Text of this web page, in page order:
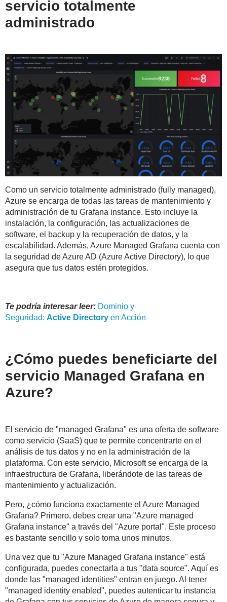
servicio totalmente
administrado
Como un servicio totalmente administrado (fully managed),
Azure se encarga de todas las tareas de mantenimiento y
administración de tu Grafana instance. Esto incluye la
instalación, la configuración, las actualizaciones de
software, el backup y la recuperación de datos, y la
escalabilidad. Además, Azure Managed Grafana cuenta con
la seguridad de Azure AD (Azure Active Directory), lo que
asegura que tus datos estén protegidos.
Te podría interesar leer: Dominio y
Seguridad: Active Directory en Acción
¿Cómo puedes beneficiarte del
servicio Managed Grafana en
Azure?
El servicio de "managed Grafana" es una oferta de software
como servicio (SaaS) que te permite concentrarte en el
análisis de tus datos y no en la administración de la
plataforma. Con este servicio, Microsoft se encarga de la
infraestructura de Grafana, liberándote de las tareas de
mantenimiento y actualización.
Pero, ¿cómo funciona exactamente el Azure Managed
Grafana? Primero, debes crear una "Azure managed
Grafana instance" a través del "Azure portal". Este proceso
es bastante sencillo y solo toma unos minutos.
Una vez que tu "Azure Managed Grafana instance" está
configurada, puedes conectarla a tus "data source". Aquí es
donde las "managed identities" entran en juego. Al tener
"managed identity enabled", puedes autenticar tu instancia